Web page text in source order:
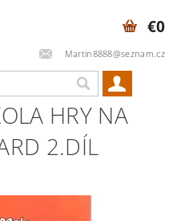
Martin8888@seznam.cz
€0
HRY NA
2.DÍL